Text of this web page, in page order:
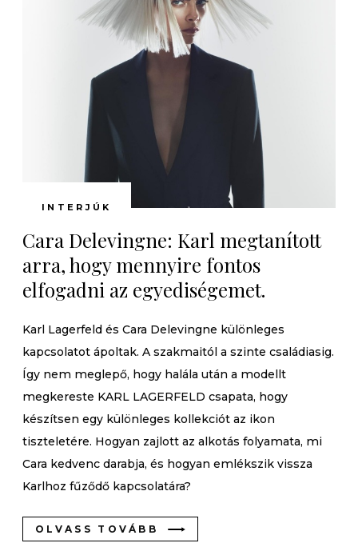
INTERJÚK
Cara Delevingne: Karl megtanított
arra, hogy mennyire fontos
elfogadni az egyediségemet.
Karl Lagerfeld és Cara Delevingne különleges
kapcsolatot ápoltak. A szakmaitól a szinte családiasig.
Így nem meglepő, hogy halála után a modellt
megkereste KARL LAGERFELD csapata, hogy
készítsen egy különleges kollekciót az ikon
tiszteletére. Hogyan zajlott az alkotás folyamata, mi
Cara kedvenc darabja, és hogyan emlékszik vissza
Karlhoz fűződő kapcsolatára?
OLVASS TOVÁBB